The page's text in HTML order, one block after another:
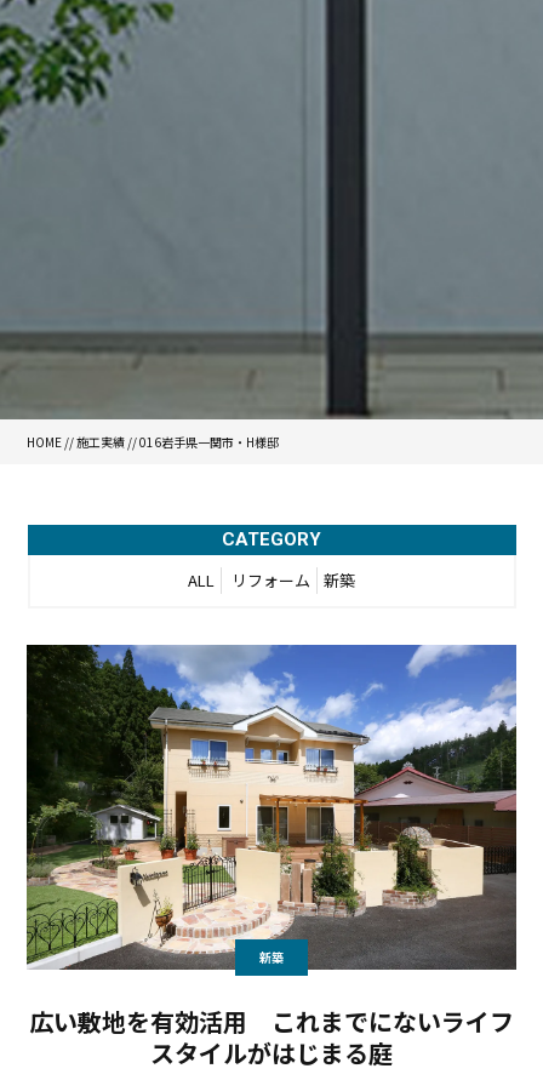
HOME //施工実績 //016岩手県一関市・H様邸
CATEGORY
ALL リフォーム 新築
新築
広い敷地を有効活用 これまでにないライフ
スタイルがはじまる庭